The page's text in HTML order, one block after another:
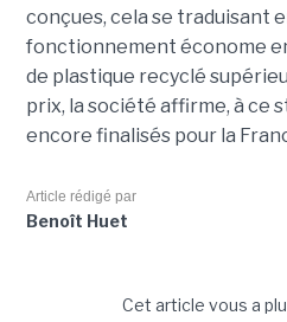
conçues, cela se traduisant
fonctionnement économe
de plastique recyclé
prix, la société affirme, à ce
encore finalisés pour la
Article rédigé par
Benoît Huet
Cet article vous a